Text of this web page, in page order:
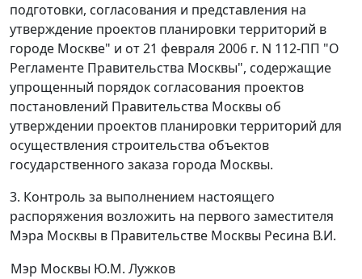
подготовки, согласования и представления на
утверждение проектов планировки территорий в
городе Москве" и от 21 февраля 2006 г. N 112-ПП "О
Регламенте Правительства Москвы", содержащие
упрощенный порядок согласования проектов
постановлений Правительства Москвы об
утверждении проектов планировки территорий для
осуществления строительства объектов
государственного заказа города Москвы.
3. Контроль за выполнением настоящего
распоряжения возложить на первого заместителя
Мэра Москвы в Правительстве Москвы Ресина В.И.
Мэр Москвы Ю.М. Лужков